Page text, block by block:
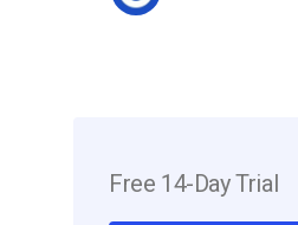
Free 14-Day Trial